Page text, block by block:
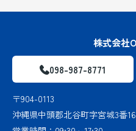
株式会社
098-987-8771
〒904-0113
沖縄県中頭郡北谷町字宮城3番